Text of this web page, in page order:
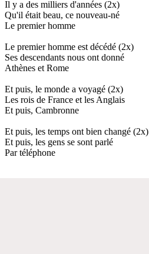
Il y a des milliers d'années (2x)
Qu'il était beau, ce nouveau-né
Le premier homme
Le premier homme est décédé (2x)
Ses descendants nous ont donné
Athènes et Rome
Et puis, le monde a voyagé (2x)
Les rois de France et les Anglais
Et puis, Cambronne
Et puis, les temps ont bien changé (2x)
Et puis, les gens se sont parlé
Par téléphone